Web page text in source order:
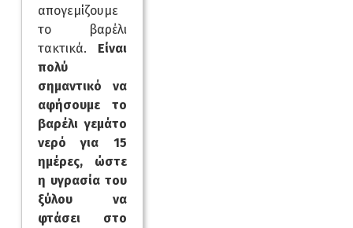
απογεμίζουμε
το βαρέλι
τακτικά. Είναι
πολύ
σημαντικό να
αφήσουμε το
βαρέλι γεμάτο
νερό για 15
ημέρες, ώστε
η υγρασία του
ξύλου να
φτάσει στο